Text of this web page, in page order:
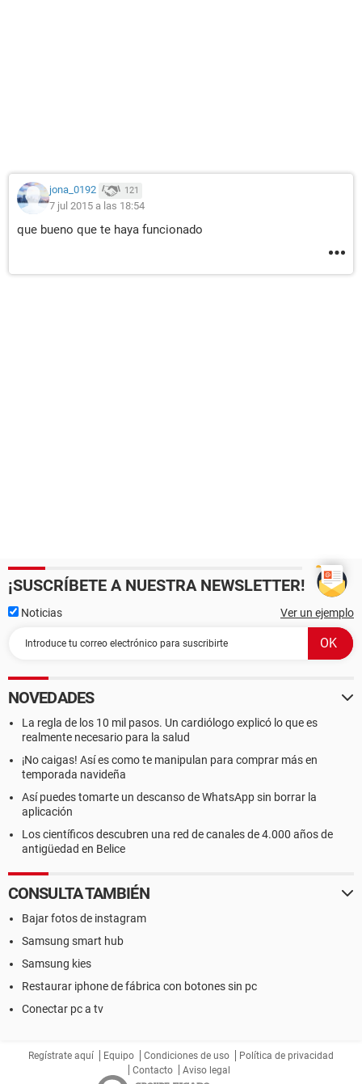
jona_0192 121
7 jul 2015 a las 18:54
que bueno que te haya funcionado
¡SUSCRÍBETE A NUESTRA NEWSLETTER!
Noticias Ver un ejemplo
NOVEDADES
La regla de los 10 mil pasos. Un cardiólogo explicó lo que es
realmente necesario para la salud
¡No caigas! Así es como te manipulan para comprar más en
temporada navideña
Así puedes tomarte un descanso de WhatsApp sin borrar la
aplicación
Los científicos descubren una red de canales de 4.000 años de
antigüedad en Belice
CONSULTA TAMBIÉN
Bajar fotos de instagram
Samsung smart hub
Samsung kies
Restaurar iphone de fábrica con botones sin pc
Conectar pc a tv
Regístrate aquí Equipo Condiciones de uso
Política de privacidad
Contacto
Aviso legal